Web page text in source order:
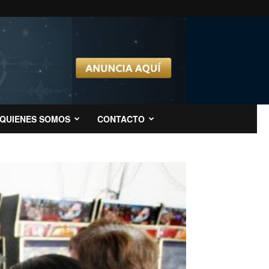
QUIENES SOMOS CONTACTO